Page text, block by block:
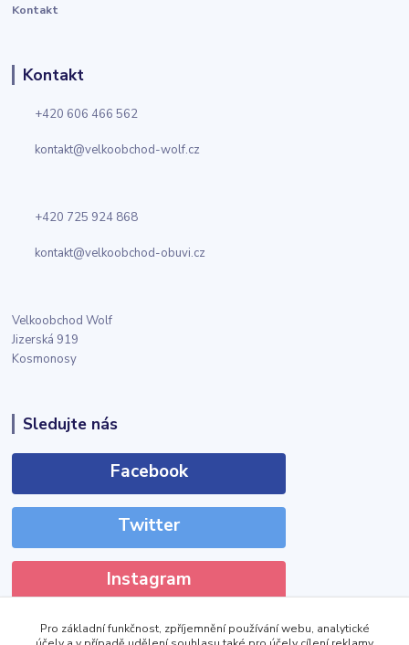
Kontakt
Kontakt
+420 606 466 562
kontakt@velkoobchod-wolf.cz
+420 725 924 868
kontakt@velkoobchod-obuvi.cz
Velkoobchod Wolf
Jizerská 919
Kosmonosy
Sledujte nás
Facebook
Twitter
Instagram
Pro základní funkčnost, zpříjemnění používání webu, analytické